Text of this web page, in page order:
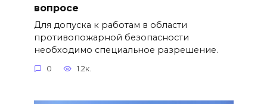
вопросе
Для допуска к работам в области
противопожарной безопасности
необходимо специальное разрешение.
0 1.2к.